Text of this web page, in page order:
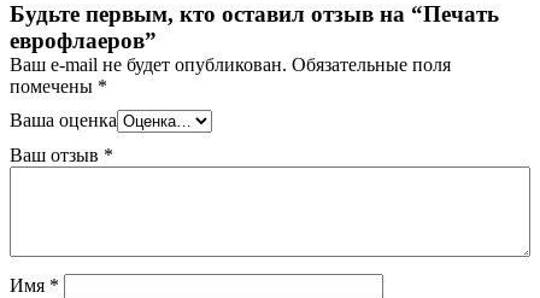
Будьте первым, кто оставил отзыв на “Печать
еврофлаеров”
Ваш e-mail не будет опубликован. Обязательные поля
помечены *
Ваша оценка
Ваш отзыв *
Имя *